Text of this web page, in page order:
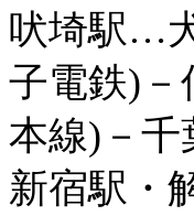
吠埼駅…
子電鉄)
本線) －千
新宿駅・